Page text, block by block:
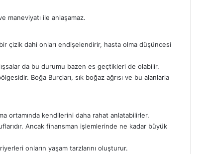
maneviyatı ile anlaşamaz.
çizik dahi onları endişelendirir, hasta olma düşüncesi
da bu durumu bazen es geçtikleri de olabilir.
Boğa Burçları, sık boğaz ağrısı ve bu alanlarla
ortamında kendilerini daha rahat anlatabilirler.
Ancak finansman işlemlerinde ne kadar büyük
onların yaşam tarzlarını oluşturur.